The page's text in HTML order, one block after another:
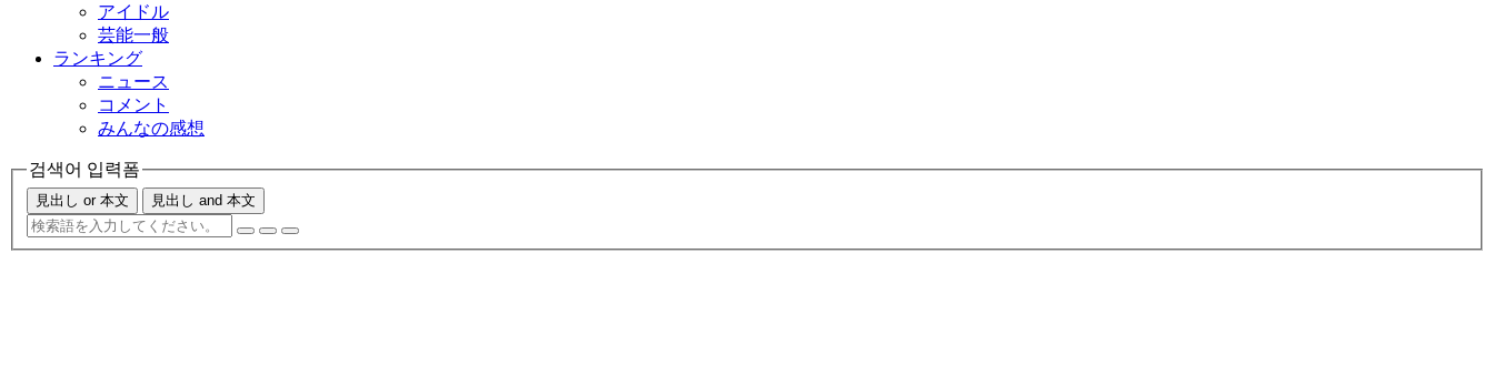
アイドル
芸能一般
ランキング
ニュース
コメント
みんなの感想
검색어 입력폼
見出し or 本文 見出し and 本文